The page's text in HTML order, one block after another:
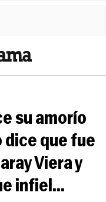
su amorío
que fue
Viera y
infiel...